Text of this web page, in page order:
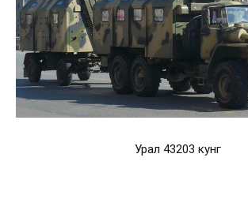
Урал 43203 кунг